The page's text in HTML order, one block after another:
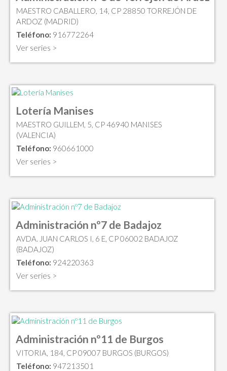
MAESTRO CABALLERO, 14, CP 28850 TORREJÓN DE
ARDOZ (MADRID)
Teléfono: 916772264
Ver series >
Lotería Manises
MAESTRO GUILLEM, 5, CP 46940 MANISES
(VALENCIA)
Teléfono: 960661000
Ver series >
Administración nº7 de Badajoz
AVDA. JUAN CARLOS I, 6 E, CP 06002 BADAJOZ
(BADAJOZ)
Teléfono: 924220363
Ver series >
Administración nº11 de Burgos
VITORIA, 184, CP 09007 BURGOS (BURGOS)
Teléfono: 947213501